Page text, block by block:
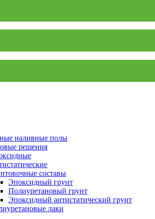
наливные полы
решения
составы
Эпоксидный грунт
Полиуретановый грунт
Эпоксидный антистатический грунт
лаки